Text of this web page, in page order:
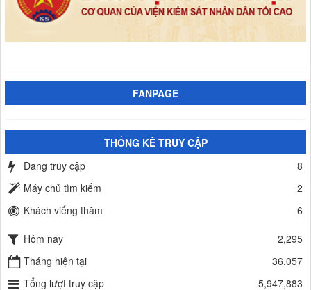
FANPAGE
THỐNG KÊ TRUY CẬP
Đang truy cập
8
Máy chủ tìm kiếm
2
Khách viếng thăm
6
Hôm nay
2,295
Tháng hiện tại
36,057
Tổng lượt truy cập
5,947,883